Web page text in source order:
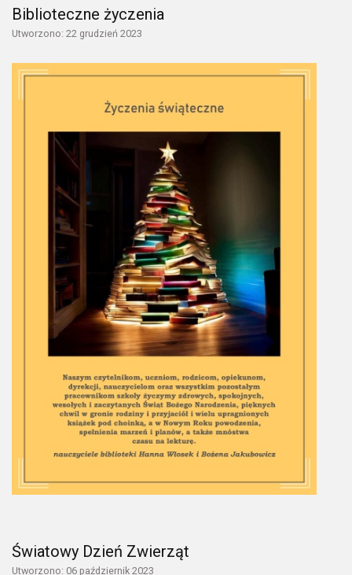
Biblioteczne życzenia
Utworzono: 22 grudzień 2023
Światowy Dzień Zwierząt
Utworzono: 06 październik 2023